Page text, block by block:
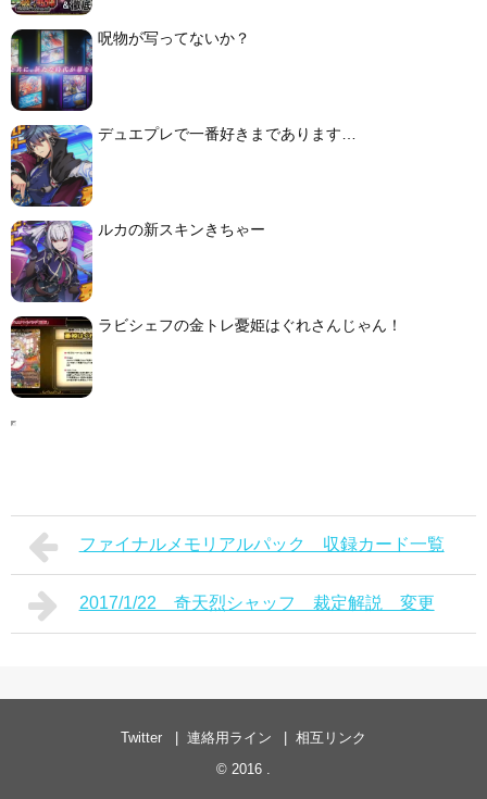
呪物が写ってないか？
デュエプレで一番好きまであります…
ルカの新スキンきちゃー
ラビシェフの金トレ憂姫はぐれさんじゃん！
ファイナルメモリアルパック 収録カード一覧
2017/1/22 奇天烈シャッフ 裁定解説 変更
Twitter 連絡用ライン
相互リンク
© 2016 .